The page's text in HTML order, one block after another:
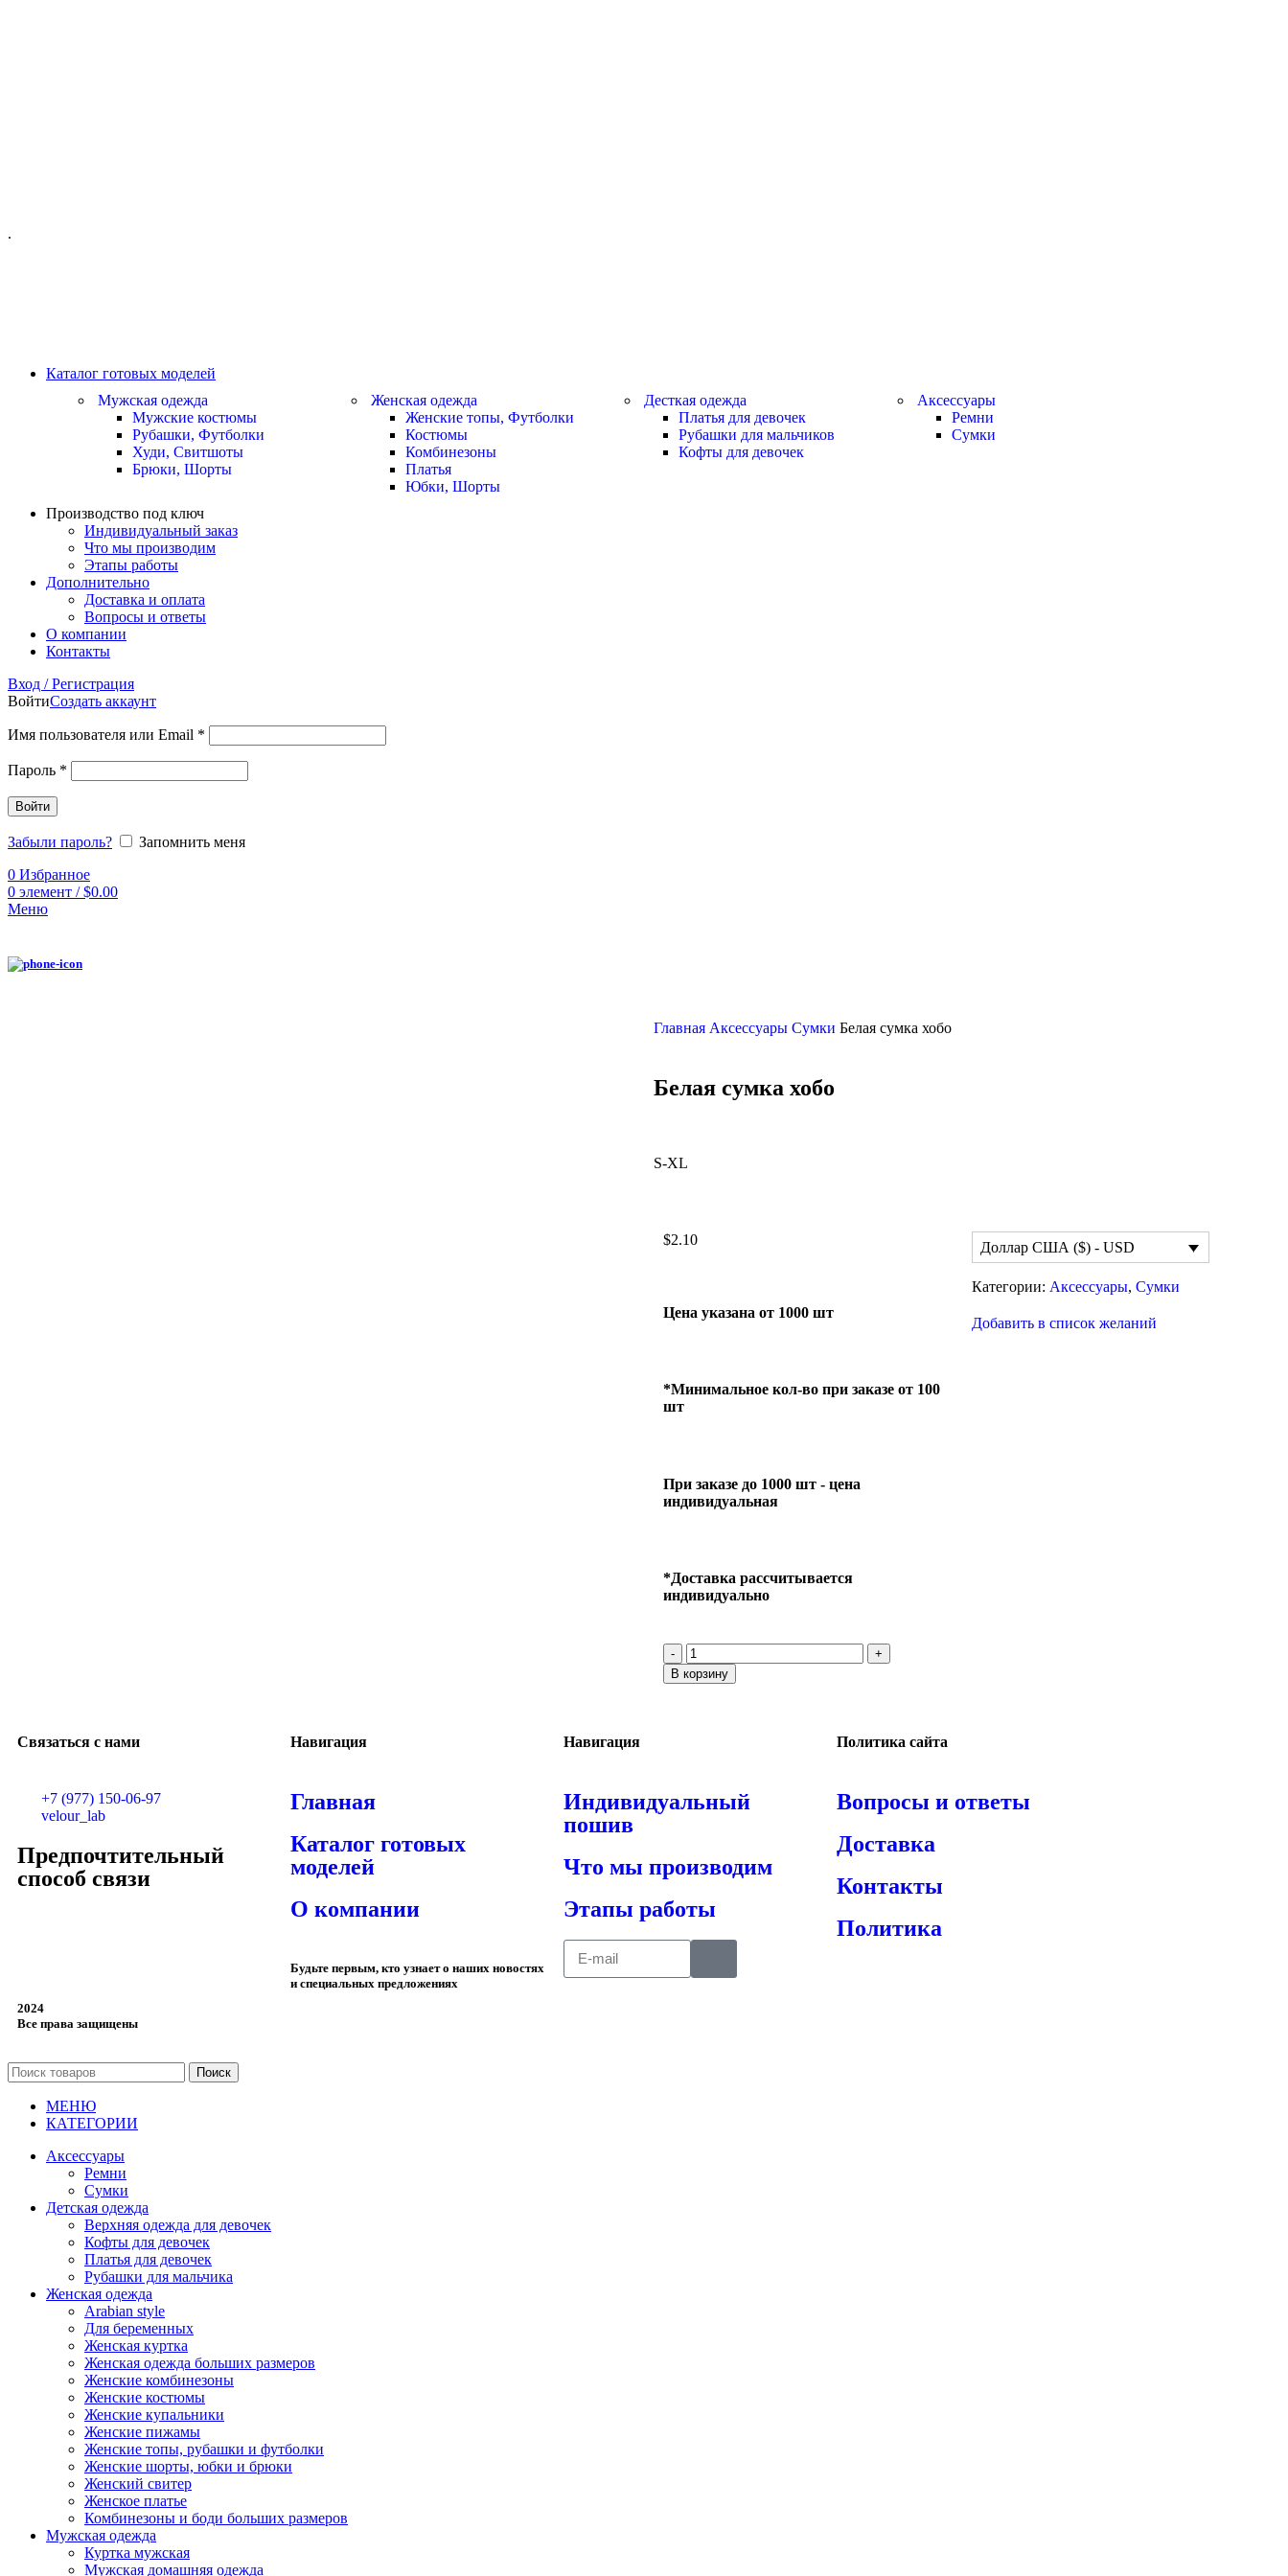
.
Каталог готовых моделей
Мужская одежда
Мужские костюмы
Рубашки, Футболки
Худи, Свитшоты
Брюки, Шорты
Женская одежда
Женские топы, Футболки
Костюмы
Комбинезоны
Платья
Юбки, Шорты
Десткая одежда
Платья для девочек
Рубашки для мальчиков
Кофты для девочек
Аксессуары
Ремни
Сумки
Производство под ключ
Индивидуальный заказ
Что мы производим
Этапы работы
Дополнительно
Доставка и оплата
Вопросы и ответы
О компании
Контакты
Вход / Регистрация
ВойтиСоздать аккаунт
Имя пользователя или Email *
Пароль *
Войти
Забыли пароль?
Запомнить меня
0 Избранное
0 элемент / $0.00
Меню
Главная Аксессуары Сумки Белая сумка хобо
Белая сумка хобо
S-XL
$2.10
Цена указана от 1000 шт
*Минимальное кол-во при заказе от 100
шт
При заказе до 1000 шт - цена
индивидуальная
*Доставка рассчитывается
индивидуально
Доллар США ($) - USD
Категории: Аксессуары, Сумки
Добавить в список желаний
В корзину
Связаться с нами
+7 (977) 150-06-97
velour_lab
Предпочтительный
способ связи
2024
Все права защищены
Навигация
Главная
Каталог готовых
моделей
О компании
Будьте первым, кто узнает о наших новостях
и специальных предложениях
Навигация
Индивидуальный
пошив
Что мы производим
Этапы работы
Политика сайта
Вопросы и ответы
Доставка
Контакты
Политика
Поиск
МЕНЮ
КАТЕГОРИИ
Аксессуары
Ремни
Сумки
Детская одежда
Верхняя одежда для девочек
Кофты для девочек
Платья для девочек
Рубашки для мальчика
Женская одежда
Arabian style
Для беременных
Женская куртка
Женская одежда больших размеров
Женские комбинезоны
Женские костюмы
Женские купальники
Женские пижамы
Женские топы, рубашки и футболки
Женские шорты, юбки и брюки
Женский свитер
Женское платье
Комбинезоны и боди больших размеров
Мужская одежда
Куртка мужская
Мужская домашняя одежда